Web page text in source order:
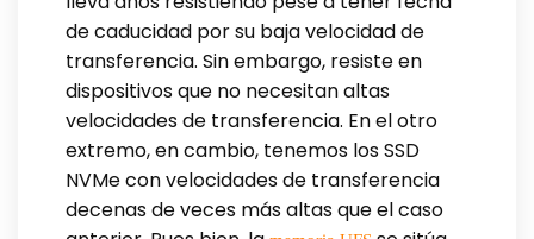
de caducidad por su baja velocidad de
transferencia. Sin embargo, resiste en
dispositivos que no necesitan altas
velocidades de transferencia. En el otro
extremo, en cambio, tenemos los SSD
NVMe con velocidades de transferencia
decenas de veces más altas que el caso